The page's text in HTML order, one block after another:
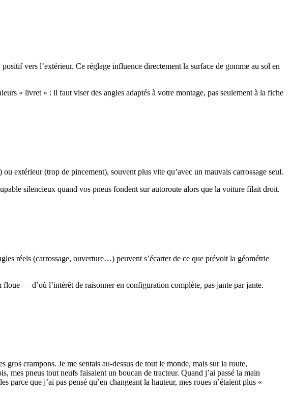
vers l’extérieur. Ce réglage influence directement la surface de gomme au sol en
« livret » : il faut viser des angles adaptés à votre montage, pas seulement à la fiche
extérieur (trop de pincement), souvent plus vite qu’avec un mauvais carrossage seul.
silencieux quand vos pneus fondent sur autoroute alors que la voiture filait droit.
réels (carrossage, ouverture…) peuvent s’écarter de ce que prévoit la géométrie
— d’où l’intérêt de raisonner en configuration complète, pas jante par jante.
gros crampons. Je me sentais au-dessus de tout le monde, mais sur la route,
mes pneus tout neufs faisaient un boucan de tracteur. Quand j’ai passé la main
que j’ai pas pensé qu’en changeant la hauteur, mes roues n’étaient plus «